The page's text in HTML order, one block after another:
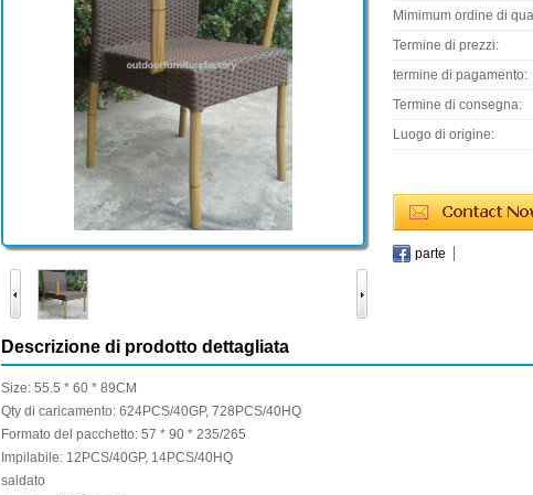
Mimimum ordine di
Termine di prezzi:
termine di pagamento:
Termine di consegna:
Luogo di origine:
parte
Descrizione di prodotto dettagliata
Size: 55.5 * 60 * 89CM
Qty di caricamento: 624PCS/40GP, 728PCS/40HQ
Formato del pacchetto: 57 * 90 * 235/265
Impilabile: 12PCS/40GP, 14PCS/40HQ
saldato